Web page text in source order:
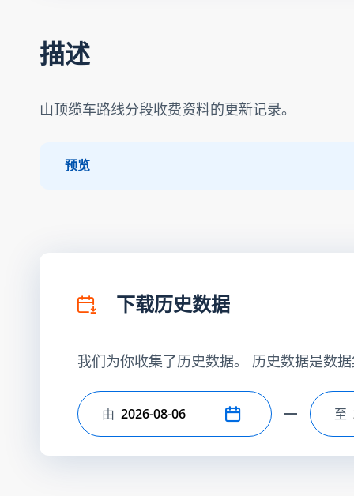
描述
山顶缆车路线分段收费资料的更新记录。
预览
下载历史数据
我们为你收集了历史数据。 历史数据是数
选择开始日期
由 选
至